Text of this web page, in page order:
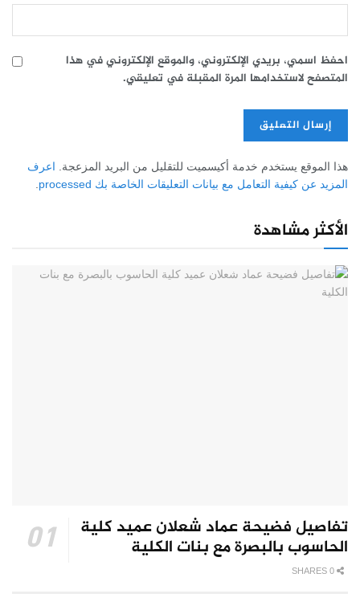
احفظ اسمي، بريدي الإلكتروني، والموقع الإلكتروني في هذا
المتصفح لاستخدامها المرة المقبلة في تعليقي.
هذا الموقع يستخدم خدمة أكيسميت للتقليل من البريد المزعجة. اعرف
المزيد عن كيفية التعامل مع بيانات التعليقات الخاصة بك processed
.
الأكثر مشاهدة
تفاصيل فضيحة عماد شعلان عميد كلية
الحاسوب بالبصرة مع بنات الكلية